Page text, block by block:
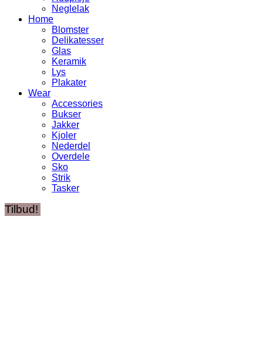
Neglelak
Home
Blomster
Delikatesser
Glas
Keramik
Lys
Plakater
Wear
Accessories
Bukser
Jakker
Kjoler
Nederdel
Overdele
Sko
Strik
Tasker
Tilbud!